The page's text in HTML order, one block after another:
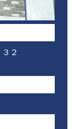
２⁣